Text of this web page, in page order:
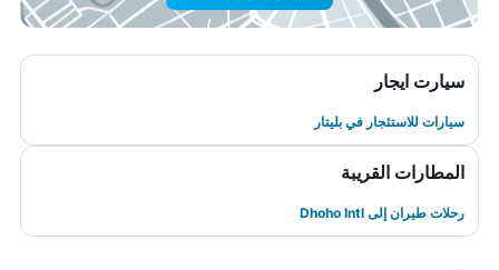
سيارت ايجار
سيارات للاستئجار في بليتار
المطارات القريبة
رحلات طيران إلى Dhoho Intl